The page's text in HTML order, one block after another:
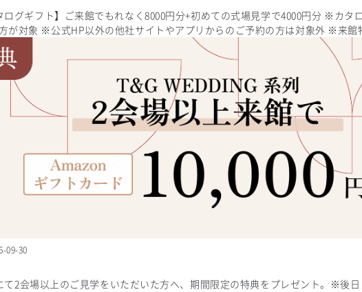
ログギフト】ご来館でもれなく8000円分+初めての式場見学で4000円分 ※カタ
が対象 ※公式HP以外の他社サイトやアプリからのご予約の方は対象外 ※来館
09-30
て2会場以上のご見学をいただいた方へ、期間限定の特典をプレゼント。※後